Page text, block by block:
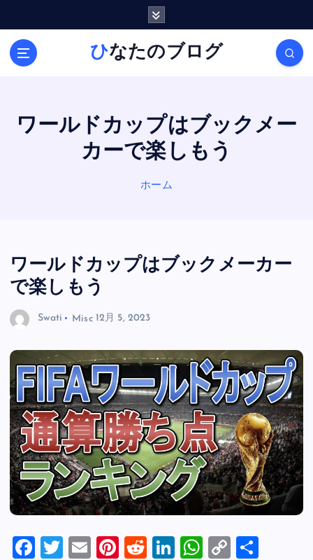
ひなたのブログ
ワールドカップはブックメー
カーで楽しもう
ホーム
ワールドカップはブックメーカー
で楽しもう
Swati Misc 12月 5, 2023
F
T
E
Pi
R
Li
W
C